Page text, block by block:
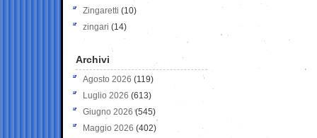
Zingaretti (10)
zingari (14)
Archivi
Agosto 2026 (119)
Luglio 2026 (613)
Giugno 2026 (545)
Maggio 2026 (402)